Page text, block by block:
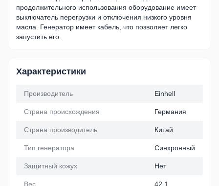
продолжительного использования оборудование имеет
выключатель перегрузки и отключения низкого уровня
масла. Генератор имеет кабель, что позволяет легко
запустить его.
Характеристики
Производитель Einhell
Страна происхождения Германия
Страна производитель Китай
Тип генератора Синхронный
Защитный кожух Нет
Вес 42.1